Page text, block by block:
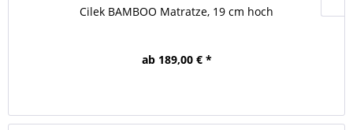
Cilek BAMBOO Matratze, 19 cm hoch
ab 189,00 € *